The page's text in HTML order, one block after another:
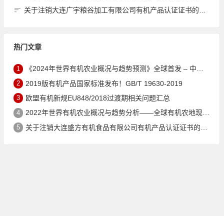
关于注销大连广宇粮谷加工有限公司有机产品认证证书的公告
热门文章
1 《2024年世界有机农业概况与趋势预测》全球首发 – 中国有机市场规模跻身世界第三
2 2019版有机产品国家标准发布！GB/T 19630-2019
3 欧盟有机新规EU848/2018过渡期相关问题汇总
4 2022年世界有机农业概况与趋势分析——全球有机农地现状与有机食品（含饮料）市场
5 关于注销大连盛方有机食品有限公司有机产品认证证书的公告